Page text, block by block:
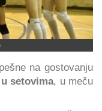
na gostovanju
setovima, u meču